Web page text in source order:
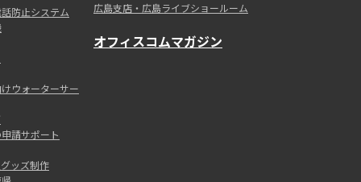
防止システム
ウォーターサー
請サポート
ッズ制作
広島支店・広島ライブショールーム
オフィスコムマガジン